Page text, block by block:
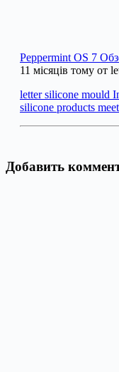
Peppermint OS 7
11 місяців тому от
letter silicone mould
silicone products
Добавить